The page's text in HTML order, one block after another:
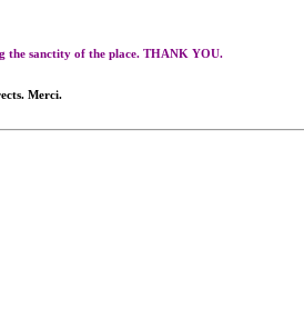
the sanctity of the place. THANK YOU.
Merci.